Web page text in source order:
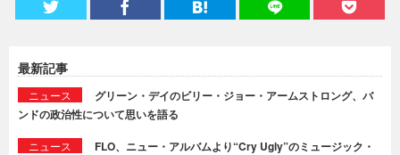
最新記事
ニュース
グリーン・デイのビリー・ジョー・アームストロング、バ
ンドの政治性について思いを語る
ニュース
FLO、ニュー・アルバムより“Cry Ugly”のミュージック・